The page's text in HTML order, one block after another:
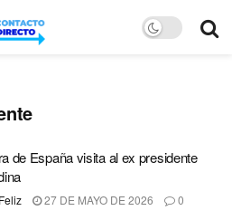
de España visita al ex presidente
27 DE MAYO DE 2026 0